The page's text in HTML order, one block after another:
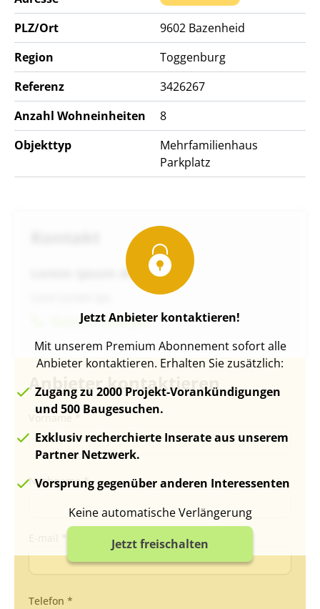
PLZ/Ort
9602 Bazenheid
Region
Toggenburg
Referenz
3426267
Anzahl Wohneinheiten
8
Objekttyp
Mehrfamilienhaus
Parkplatz
Lorem ipsum dolo
Nummer Anzeigen
Jetzt Anbieter kontaktieren!
Mit unserem Premium Abonnement sofort alle
Anbieter kontaktieren. Erhalten Sie zusätzlich:
Zugang zu 2000 Projekt-Vorankündigungen
und 500 Baugesuchen.
Exklusiv recherchierte Inserate aus unserem
Partner Netzwerk.
Vorsprung gegenüber anderen Interessenten
Keine automatische Verlängerung
Jetzt freischalten
Anbieter kontaktieren
Nachname *
Telefon *